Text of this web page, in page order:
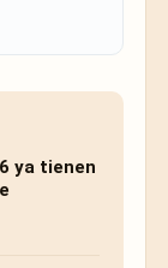
ya tienen